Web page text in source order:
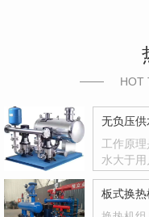
HOT
无负压
工作原
水大于
板式换